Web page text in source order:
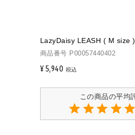
LazyDaisy LEASH ( M size )
商品番号 P00057440402
¥ 5,940 税込